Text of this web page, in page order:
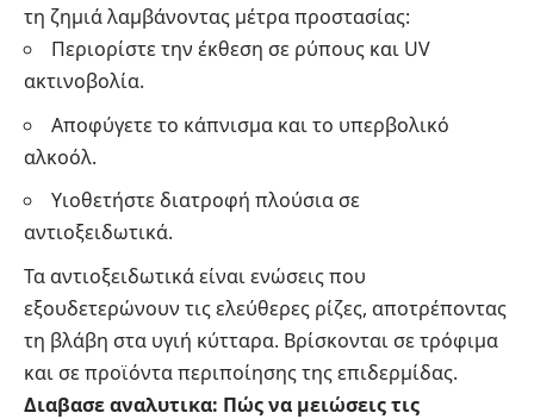
τη ζημιά λαμβάνοντας μέτρα προστασίας:
Περιορίστε την έκθεση σε ρύπους και UV
ακτινοβολία.
Αποφύγετε το κάπνισμα και το υπερβολικό
αλκοόλ.
Υιοθετήστε διατροφή πλούσια σε
αντιοξειδωτικά.
Τα αντιοξειδωτικά είναι ενώσεις που
εξουδετερώνουν τις ελεύθερες ρίζες, αποτρέποντας
τη βλάβη στα υγιή κύτταρα. Βρίσκονται σε τρόφιμα
και σε προϊόντα περιποίησης της επιδερμίδας.
Διαβασε αναλυτικα: Πώς να μειώσεις τις